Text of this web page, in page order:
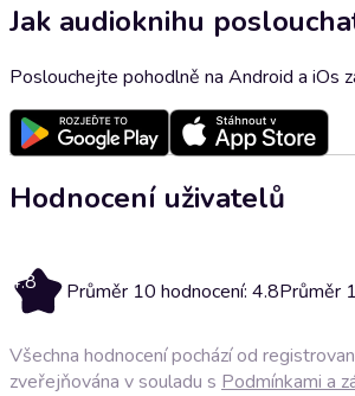
Jak audioknihu
Poslouchejte pohodlně na Android a iOs
Hodnocení uživatelů
4.8 Průměr 10 hodnocení: 4.8Průměr
Všechna hodnocení pochází od
zveřejňována v souladu s Podmínkami a